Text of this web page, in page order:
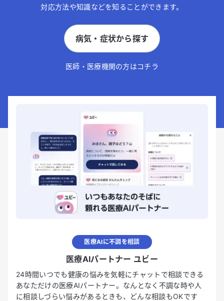
対応方法や知識などを知ることができます。
病気・症状から探す
医師・医療機関の方はコチラ
医療AIに不調を相談
医療AIパートナー ユビー
24時間いつでも健康の悩みを気軽にチャットで相談できる
あなただけの医療AIパートナー。なんとなく不調な時や人
に相談しづらい悩みがあるときも、どんな相談もOKです